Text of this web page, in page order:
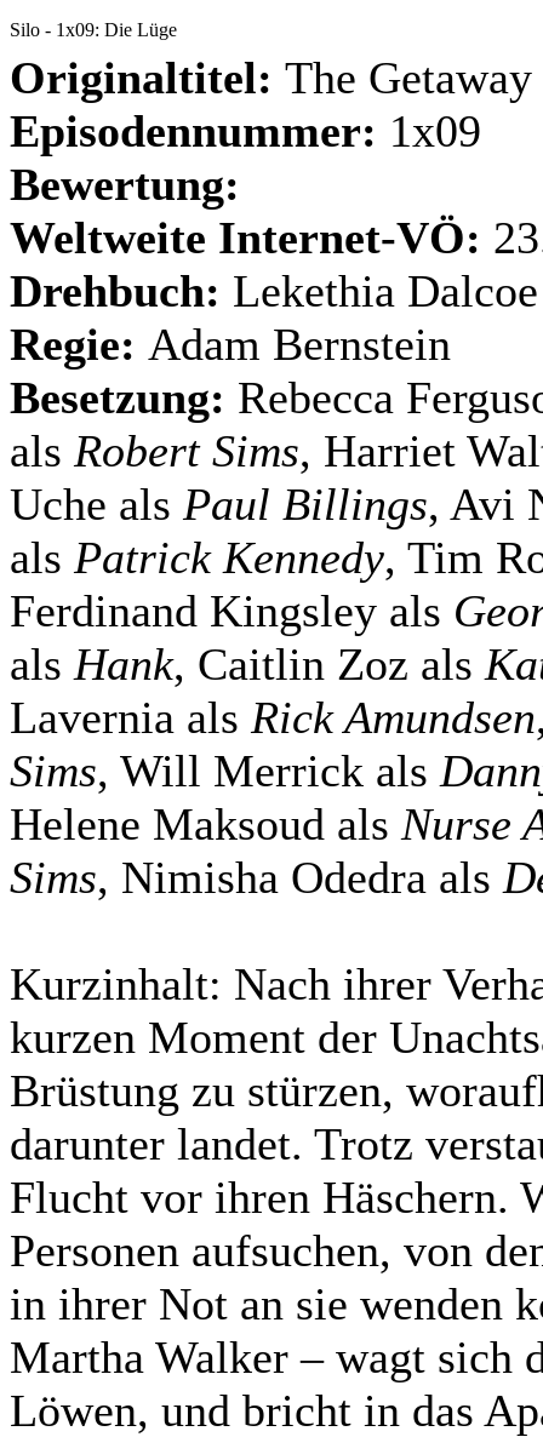
Silo - 1x09: Die Lüge
Originaltitel: The Getaway
Episodennummer: 1x09
Bewertung:
Weltweite Internet-VÖ:
Drehbuch: Lekethia Dalcoe
Regie: Adam Bernstein
Besetzung: Rebecca
als Robert Sims, Harriet
Uche als Paul Billings, Avi
als Patrick Kennedy, Tim
Ferdinand Kingsley als
als Hank, Caitlin Zoz als
Lavernia als Rick Amundsen
Sims, Will Merrick als
Helene Maksoud als Nurse
Sims, Nimisha Odedra als
Kurzinhalt: Nach ihrer
kurzen Moment der
Brüstung zu stürzen,
darunter landet. Trotz
Flucht vor ihren Häschern.
Personen aufsuchen, von
in ihrer Not an sie wenden
Martha Walker – wagt sich
Löwen, und bricht in das